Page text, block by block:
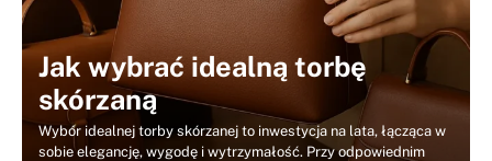
Jak wybrać idealną torbę
skórzaną
Wybór idealnej torby skórzanej to inwestycja na lata, łącząca w
sobie elegancję, wygodę i wytrzymałość. Przy odpowiednim